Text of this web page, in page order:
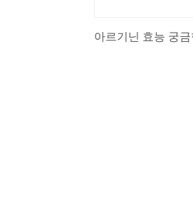
아르기닌 효능 궁